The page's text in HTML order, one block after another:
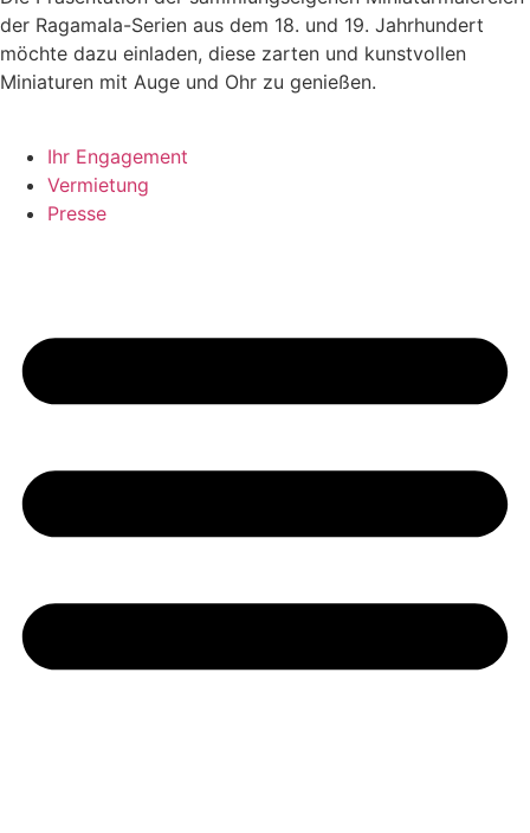
der Ragamala-Serien aus dem 18. und 19. Jahrhundert
möchte dazu einladen, diese zarten und kunstvollen
Miniaturen mit Auge und Ohr zu genießen.
Ihr Engagement
Vermietung
Presse